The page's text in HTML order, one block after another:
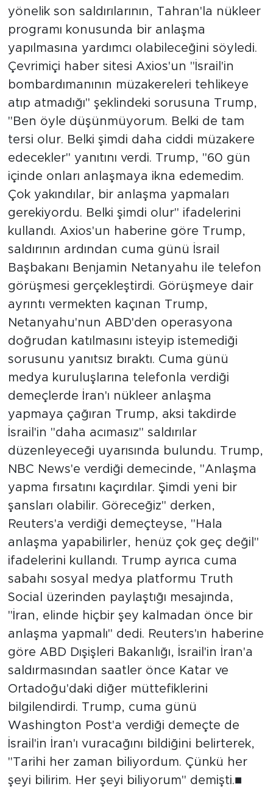
yönelik son saldırılarının, Tahran'la nükleer
programı konusunda bir anlaşma
yapılmasına yardımcı olabileceğini söyledi.
Çevrimiçi haber sitesi Axios'un "İsrail'in
bombardımanının müzakereleri tehlikeye
atıp atmadığı" şeklindeki sorusuna Trump,
"Ben öyle düşünmüyorum. Belki de tam
tersi olur. Belki şimdi daha ciddi müzakere
edecekler" yanıtını verdi. Trump, "60 gün
içinde onları anlaşmaya ikna edemedim.
Çok yakındılar, bir anlaşma yapmaları
gerekiyordu. Belki şimdi olur" ifadelerini
kullandı. Axios'un haberine göre Trump,
saldırının ardından cuma günü İsrail
Başbakanı Benjamin Netanyahu ile telefon
görüşmesi gerçekleştirdi. Görüşmeye dair
ayrıntı vermekten kaçınan Trump,
Netanyahu'nun ABD'den operasyona
doğrudan katılmasını isteyip istemediği
sorusunu yanıtsız bıraktı. Cuma günü
medya kuruluşlarına telefonla verdiği
demeçlerde İran'ı nükleer anlaşma
yapmaya çağıran Trump, aksi takdirde
İsrail'in "daha acımasız" saldırılar
düzenleyeceği uyarısında bulundu. Trump,
NBC News'e verdiği demecinde, "Anlaşma
yapma fırsatını kaçırdılar. Şimdi yeni bir
şansları olabilir. Göreceğiz" derken,
Reuters'a verdiği demeçteyse, "Hala
anlaşma yapabilirler, henüz çok geç değil"
ifadelerini kullandı. Trump ayrıca cuma
sabahı sosyal medya platformu Truth
Social üzerinden paylaştığı mesajında,
"İran, elinde hiçbir şey kalmadan önce bir
anlaşma yapmalı" dedi. Reuters'ın haberine
göre ABD Dışişleri Bakanlığı, İsrail'in İran'a
saldırmasından saatler önce Katar ve
Ortadoğu'daki diğer müttefiklerini
bilgilendirdi. Trump, cuma günü
Washington Post'a verdiği demeçte de
İsrail'in İran'ı vuracağını bildiğini belirterek,
"Tarihi her zaman biliyordum. Çünkü her
şeyi bilirim. Her şeyi biliyorum" demişti.■